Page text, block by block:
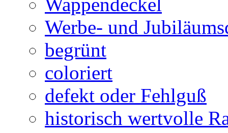
Werbe- und
begrünt
coloriert
defekt oder Fehlguß
historisch wertvolle